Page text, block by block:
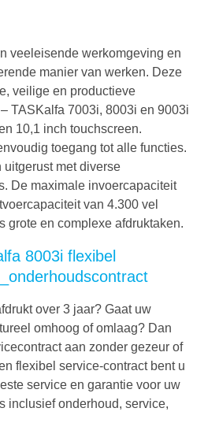
veeleisende werkomgeving en
manier van werken. Deze
veilige en productieve
TASKalfa 7003i, 8003i en 9003i
10,1 inch touchscreen.
toegang tot alle functies.
met diverse
De maximale invoercapaciteit
van 4.300 vel
grote en complexe afdruktaken.
8003i flexibel
over 3 jaar? Gaat uw
omhoog of omlaag? Dan
aan zonder gezeur of
flexibel service-contract bent u
service en garantie voor uw
inclusief onderhoud, service,